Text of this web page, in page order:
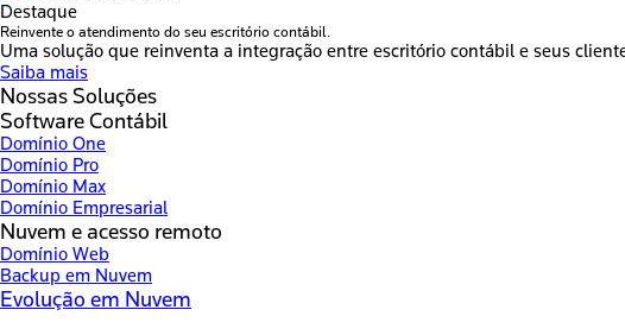
Destaque
Reinvente o atendimento do seu escritório contábil.
Uma solução que reinventa a integração entre escritório contábil e seus
Saiba mais
Nossas Soluções
Software Contábil
Domínio One
Domínio Pro
Domínio Max
Domínio Empresarial
Nuvem e acesso remoto
Domínio Web
Backup em Nuvem
Evolução em Nuvem